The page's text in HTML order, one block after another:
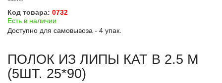
Код товара: 0732
Есть в наличии
Доступно для самовывоза - 4 упак.
ПОЛОК ИЗ ЛИПЫ КАТ B 2.5 М
(5ШТ. 25*90)